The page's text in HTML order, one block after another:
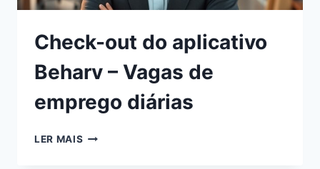
Check-out do aplicativo
Beharv – Vagas de
emprego diárias
LER MAIS